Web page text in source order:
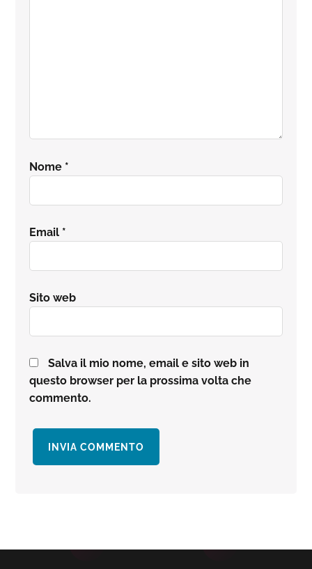
Nome *
Email *
Sito web
Salva il mio nome, email e sito web in
questo browser per la prossima volta che
commento.